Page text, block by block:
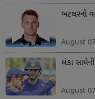
બટલરનો
August
લંકા
August